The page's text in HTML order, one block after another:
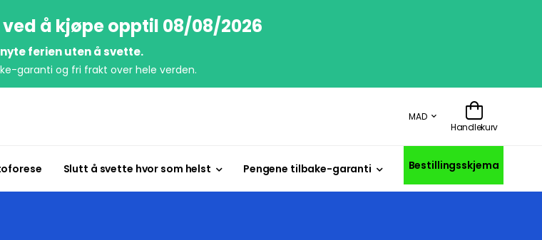
å kjøpe opptil 08/08/2026
ferien uten å svette.
garanti og fri frakt over hele verden.
MAD
Handlekurv
Slutt å svette hvor som helst Pengene tilbake-garanti Bestillingsskjema